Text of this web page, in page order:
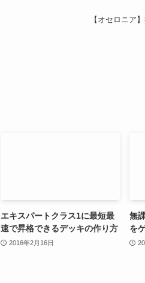
【オセロニア
エキスパートクラス1に最短最
速で昇格できるデッキの作り方
2016年2月16日
無
を